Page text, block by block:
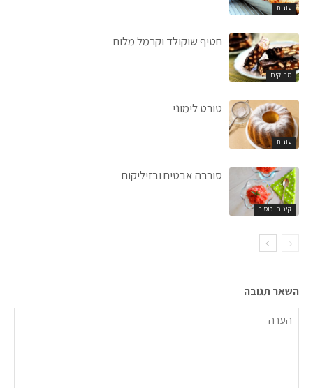
עוגות
מתוקים
חטיף שוקולד וקרמל מלוח
עוגות
טורט לימוני
קינוחי כוסות
סורבה אבטיח ובזיליקום
השאר תגובה